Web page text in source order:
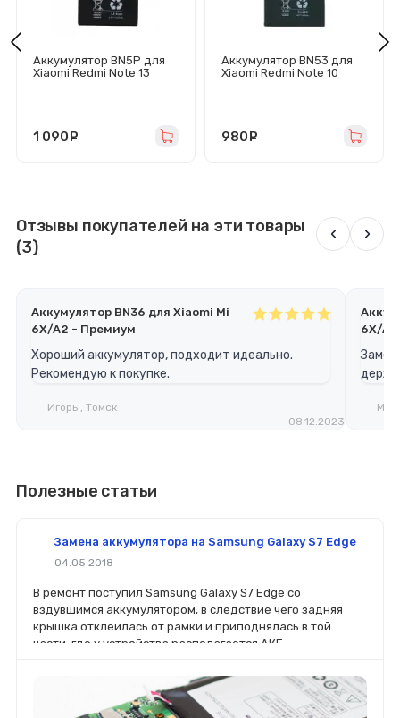
Аккумулятор BN5P для
Xiaomi Redmi Note 13
1 090
Аккумулятор BN53 для
Xiaomi Redmi Note 10
980
Отзывы покупателей на эти товары
(3)
‹ ›
Аккумулятор BN36 для Xiaomi Mi
6X/A2 - Премиум
Хороший аккумулятор, подходит идеально.
Рекомендую к покупке.
Игорь , Томск
08.12.2023
6X/
Полезные статьи
Замена аккумулятора на Samsung Galaxy S7 Edge
04.05.2018
В ремонт поступил Samsung Galaxy S7 Edge со
вздувшимся аккумулятором, в следствие чего задняя
крышка отклеилась от рамки и приподнялась в той
части, где у устройства располагается АКБ.